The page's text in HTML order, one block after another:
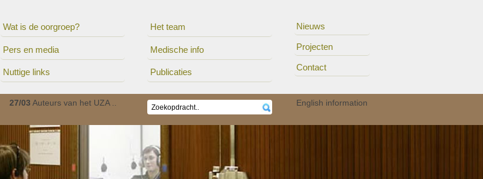
Wat is de oorgroep?
Pers en media
Nuttige links
Het team
Medische info
Publicaties
Nieuws
Projecten
Contact
27/03 Auteurs van het UZA .. 01/01De Oorgroep is verhe.. 15/11 Auteurs van het UZA ..
English information